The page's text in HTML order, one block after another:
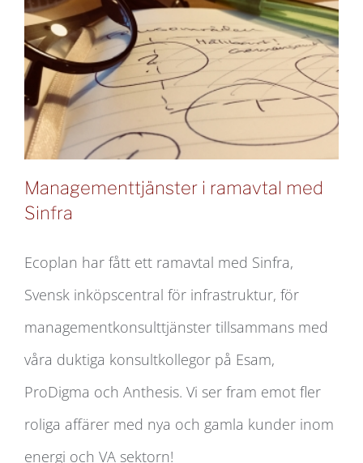
Managementtjänster i ramavtal med
Sinfra
Managementtjänster i ramavtal med
Sinfra
Ecoplan har fått ett ramavtal med Sinfra,
Svensk inköpscentral för infrastruktur, för
managementkonsulttjänster tillsammans med
våra duktiga konsultkollegor på Esam,
ProDigma och Anthesis. Vi ser fram emot fler
roliga affärer med nya och gamla kunder inom
energi och VA sektorn!